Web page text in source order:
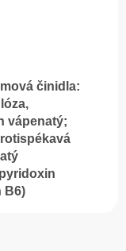
činidla:
vápenatý;
B6)